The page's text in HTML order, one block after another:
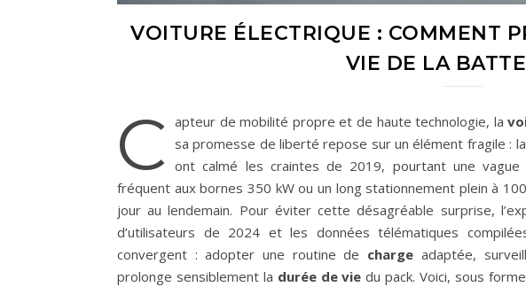
VOITURE ÉLECTRIQUE : COMMENT
VIE DE LA
C apteur de mobilité propre et de haute technologie, la
sa promesse de liberté repose sur un élément fragile :
ont calmé les craintes de 2019, pourtant une
fréquent aux bornes 350 kW ou un long stationnement plein à
jour au lendemain. Pour éviter cette désagréable surprise,
d’utilisateurs de 2024 et les données télématiques
convergent : adopter une routine de charge adaptée,
prolonge sensiblement la durée de vie du pack. Voici, sous